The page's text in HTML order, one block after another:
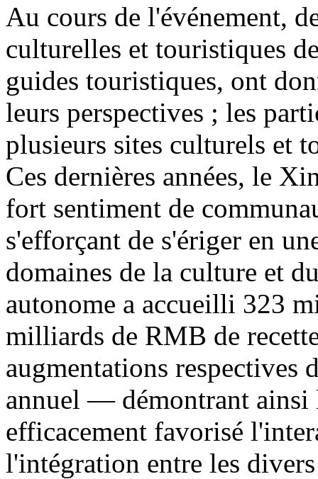
Au cours de l'événement,
culturelles et touristiques
guides touristiques, ont
leurs perspectives ; les
plusieurs sites culturels et
Ces dernières années, le
fort sentiment de
s'efforçant de s'ériger en
domaines de la culture et
autonome a accueilli 323
milliards de RMB de
augmentations respectives
annuel — démontrant ainsi
efficacement favorisé
l'intégration entre les